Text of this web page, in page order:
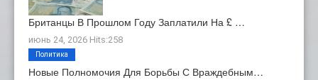
Британцы В Прошлом Году Заплатили На £ …
июнь 24, 2026 Hits:258
Новые Полномочия Для Борьбы С Враждебным…
Политика